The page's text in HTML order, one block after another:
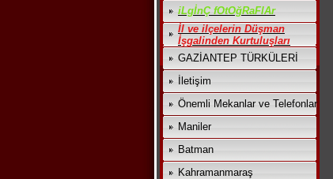
iLgİnÇ fOtOğRaFlAr
İl ve ilçelerin Düşman
İşgalinden Kurtuluşları
GAZİANTEP TÜRKÜLERİ
İletişim
Önemli Mekanlar ve Telefonlar
Maniler
Batman
Kahramanmaraş